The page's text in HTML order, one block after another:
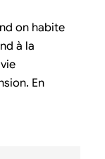
on habite
à la
En